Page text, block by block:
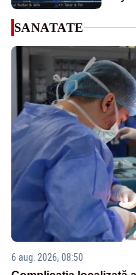
SANATATE
6 aug. 2026, 08:50